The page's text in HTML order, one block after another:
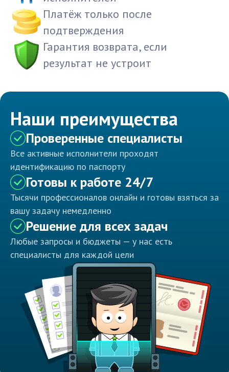
Платёж только после
подтверждения
Гарантия возврата, если
результат не устроит
Наши преимущества
Проверенные специалисты
Все активные исполнители проходят
идентификацию по паспорту
Готовы к работе 24/7
Тысячи профессионалов онлайн и готовы взяться за
вашу задачу немедленно
Решение для всех задач
Любые запросы и бюджеты — у нас есть
специалисты для каждой цели